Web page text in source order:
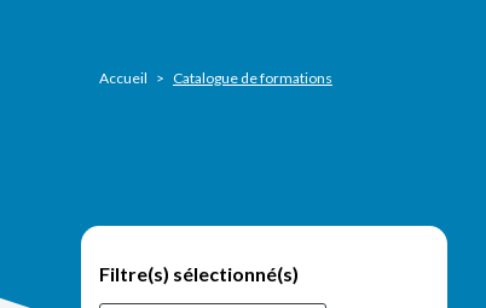
principale
Accueil Catalogue de formations
Filtre(s) sélectionné(s)